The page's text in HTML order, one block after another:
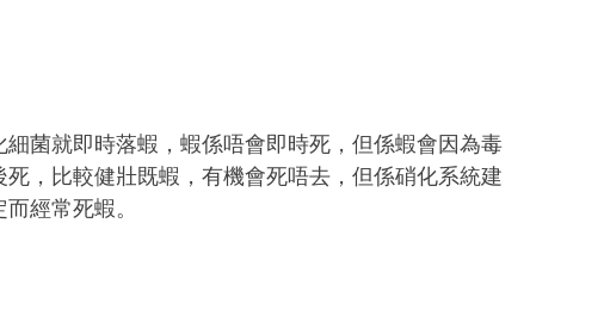
菌就即時落蝦，蝦係唔會即時死，但係蝦會因為毒
，比較健壯既蝦，有機會死唔去，但係硝化系統建
經常死蝦。